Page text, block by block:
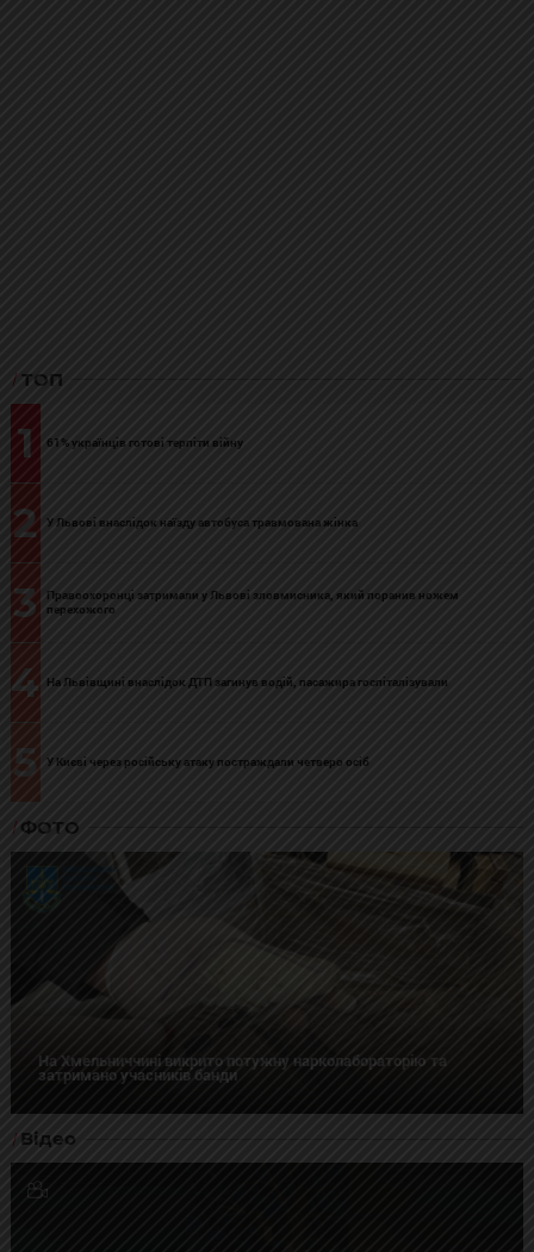
ТОП
1 61% українців готові терпіти війну
2 У Львові внаслідок наїзду автобуса травмована жінка
3
Правоохоронці затримали у Львові зловмисника, який поранив ножем
перехожого
4 На Львівщині внаслідок ДТП загинув водій, пасажира госпіталізували
5 У Києві через російську атаку постраждали четверо осіб
ФОТО
На Хмельниччині викрито потужну нарколабораторію та
затримано учасників банди
Відео